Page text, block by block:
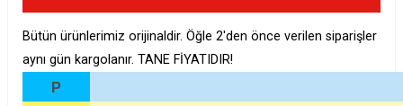
Bütün ürünlerimiz orijinaldir. Öğle 2'den önce verilen siparişler
aynı gün kargolanır. TANE FİYATIDIR!
P